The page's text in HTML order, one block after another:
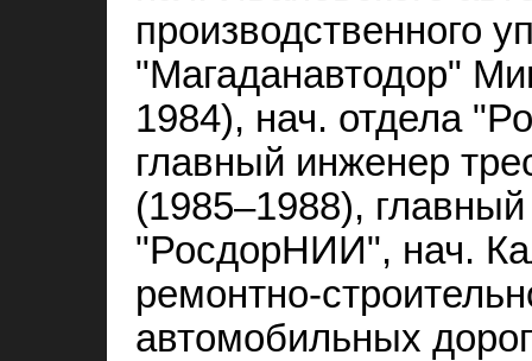
производственного
"Магаданавтодор"
1984), нач. отдела
главный инженер
(1985–1988),
"РосдорНИИ", нач.
ремонтно-
автомобильных